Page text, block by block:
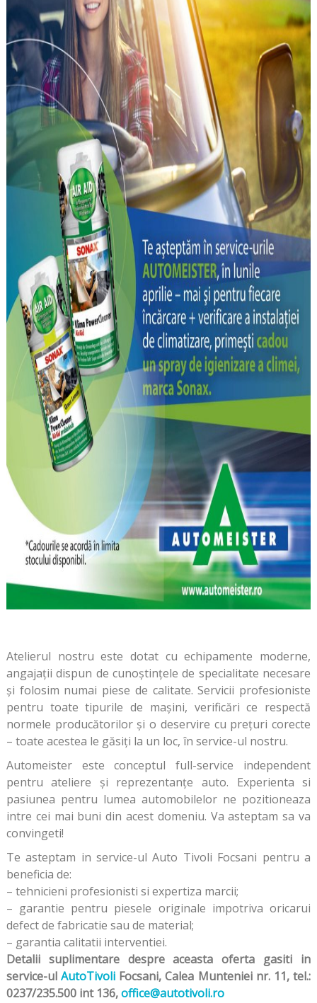
Atelierul nostru este dotat cu echipamente moderne,
angajații dispun de cunoştinţele de specialitate necesare
şi folosim numai piese de calitate. Servicii profesioniste
pentru toate tipurile de maşini, verificări ce respectă
normele producătorilor şi o deservire cu preţuri corecte
– toate acestea le găsiţi la un loc, în service-ul nostru.
Automeister este conceptul full-service independent
pentru ateliere şi reprezentanţe auto. Experienta si
pasiunea pentru lumea automobilelor ne pozitioneaza
intre cei mai buni din acest domeniu. Va asteptam sa va
convingeti!
Te asteptam in service-ul Auto Tivoli Focsani pentru a
beneficia de:
– tehnicieni profesionisti si expertiza marcii;
– garantie pentru piesele originale impotriva oricarui
defect de fabricatie sau de material;
– garantia calitatii interventiei.
Detalii suplimentare despre aceasta oferta gasiti in
service-ulAutoTivoli Focsani, Calea Munteniei nr. 11, tel.:
0237/235.500 int 136,office@autotivoli.ro